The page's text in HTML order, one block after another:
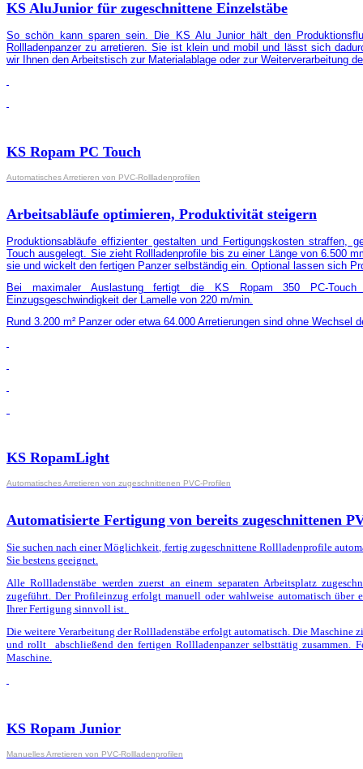
KS AluJunior für zugeschnittene Einzelstäbe
So schön kann sparen sein. Die KS Alu Junior hält den
Rollladenpanzer zu arretieren.Sie ist klein und mobil und lässt sich
wir Ihnen den Arbeitstisch zur Materialablage oder zur Weiterverarbeitung
KS Ropam PC Touch
Automatisches Arretieren von PVC-Rollladenprofilen
Arbeitsabläufe optimieren, Produktivität steigern
Produktionsabläufe effizienter gestalten und Fertigungskosten straffen,
Touch ausgelegt. Sie zieht Rollladenprofile bis zu einer Länge von 6.500
sie und wickelt den fertigen Panzer selbständig ein. Optional lassen sich
Bei maximaler Auslastung fertigt die KS Ropam 350 PC-
Einzugsgeschwindigkeit der Lamelle von 220 m/min.
Rund 3.200 m² Panzer oder etwa 64.000 Arretierungen sind ohne Wechsel
KS RopamLight
Automatisches Arretieren von zugeschnittenen PVC-Profilen
Automatisierte Fertigung von bereits zugeschnittenen
Sie suchen nach einer Möglichkeit, fertig zugeschnittene Rollladenprofile
Sie bestens geeignet.
Alle Rollladenstäbe werden zuerst an einem separaten Arbeitsplatz
zugeführt. Der Profileinzug erfolgt manuell oder wahlweise automatisch über
Ihrer Fertigung sinnvoll ist.
Die weitere Verarbeitung der Rollladenstäbe erfolgt automatisch. Die Maschine
und rollt abschließend den fertigen Rollladenpanzer selbsttätig zusammen.
Maschine.
KS Ropam Junior
Manuelles Arretieren von PVC-Rollladenprofilen